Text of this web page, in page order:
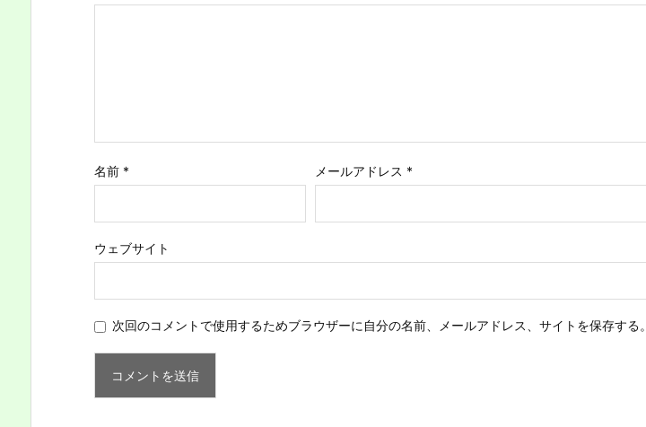
名前 * メールアドレス *
ウェブサイト
次回のコメントで使用するためブラウザーに自分の名前、メールアドレス、サイトを保存する。